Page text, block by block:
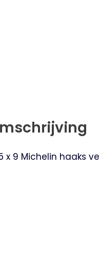
x 9 Michelin haaks